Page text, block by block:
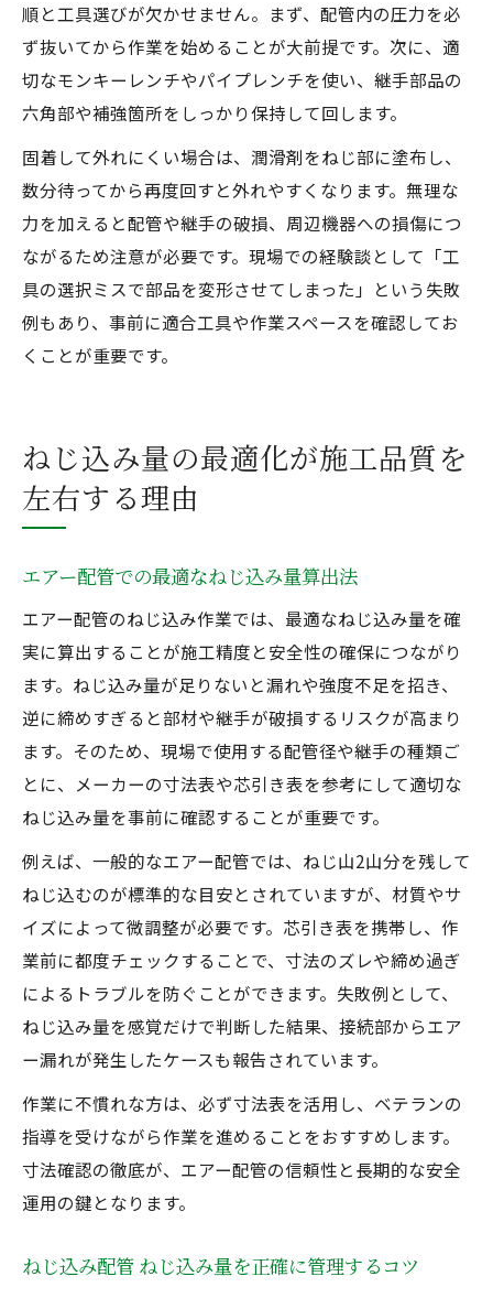
順と工具選びが欠かせません。まず、配管内の圧力を必
ず抜いてから作業を始めることが大前提です。次に、適
切なモンキーレンチやパイプレンチを使い、継手部品の
六角部や補強箇所をしっかり保持して回します。
固着して外れにくい場合は、潤滑剤をねじ部に塗布し、
数分待ってから再度回すと外れやすくなります。無理な
力を加えると配管や継手の破損、周辺機器への損傷につ
ながるため注意が必要です。現場での経験談として「工
具の選択ミスで部品を変形させてしまった」という失敗
例もあり、事前に適合工具や作業スペースを確認してお
くことが重要です。
ねじ込み量の最適化が施工品質を
左右する理由
エアー配管での最適なねじ込み量算出法
エアー配管のねじ込み作業では、最適なねじ込み量を確
実に算出することが施工精度と安全性の確保につながり
ます。ねじ込み量が足りないと漏れや強度不足を招き、
逆に締めすぎると部材や継手が破損するリスクが高まり
ます。そのため、現場で使用する配管径や継手の種類ご
とに、メーカーの寸法表や芯引き表を参考にして適切な
ねじ込み量を事前に確認することが重要です。
例えば、一般的なエアー配管では、ねじ山2山分を残して
ねじ込むのが標準的な目安とされていますが、材質やサ
イズによって微調整が必要です。芯引き表を携帯し、作
業前に都度チェックすることで、寸法のズレや締め過ぎ
によるトラブルを防ぐことができます。失敗例として、
ねじ込み量を感覚だけで判断した結果、接続部からエア
ー漏れが発生したケースも報告されています。
作業に不慣れな方は、必ず寸法表を活用し、ベテランの
指導を受けながら作業を進めることをおすすめします。
寸法確認の徹底が、エアー配管の信頼性と長期的な安全
運用の鍵となります。
ねじ込み配管 ねじ込み量を正確に管理するコツ